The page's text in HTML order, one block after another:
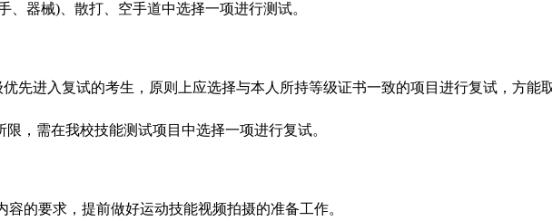
器械)、散打、空手道中选择一项进行测试。
进入复试的考生，原则上应选择与本人所持等级证书一致的项目进行复试，方能
，需在我校技能测试项目中选择一项进行复试。
的要求，提前做好运动技能视频拍摄的准备工作。